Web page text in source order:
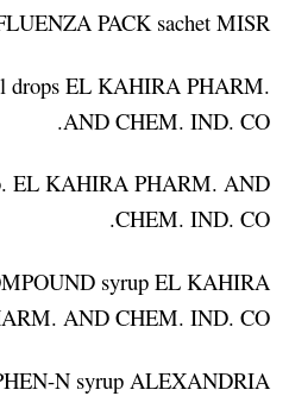
PACK sachet MISR
drops EL KAHIRA PHARM.
AND CHEM. IND. CO.
EL KAHIRA PHARM. AND
CHEM. IND. CO.
syrup EL KAHIRA
AND CHEM. IND. CO.
N syrup ALEXANDRIA